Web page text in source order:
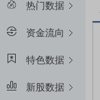
热门数据
资金流向
特色数据
新股数据